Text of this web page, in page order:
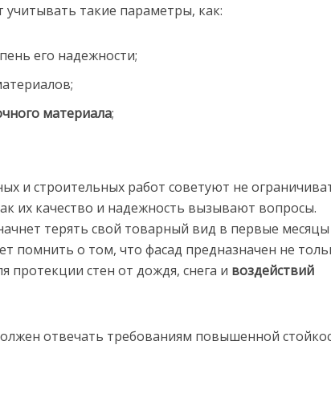
учитывать такие параметры, как:
его надежности;
материала;
и строительных работ советуют не
их качество и надежность вызывают вопросы.
терять свой товарный вид в первые месяцы
помнить о том, что фасад предназначен не
протекции стен от дождя, снега и воздействий
отвечать требованиям повышенной